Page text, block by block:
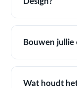
Bouwen jullie
Wat houdt